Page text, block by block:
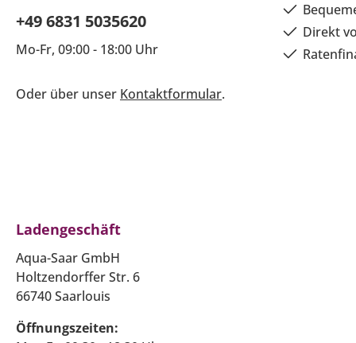
+49 6831 5035620
Mo-Fr, 09:00 - 18:00 Uhr
Oder über unser Kontaktformular.
Direkt
Ladengeschäft
Aqua-Saar GmbH
Holtzendorffer Str. 6
66740 Saarlouis
Öffnungszeiten: